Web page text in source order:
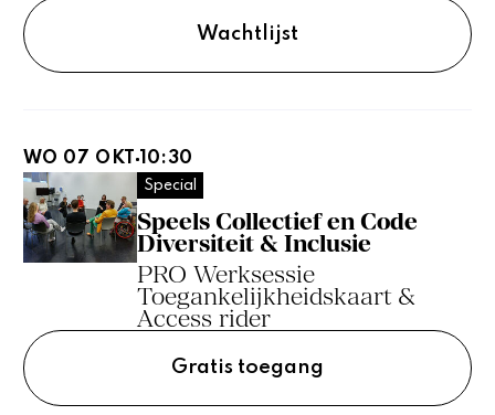
Wachtlijst
Speels Collectief en Code
Diversiteit & Inclusie
PRO Werksessie
Toegankelijkheidskaart &
Access rider
Special
Gratis toegang
WO 07 OKT 10:30